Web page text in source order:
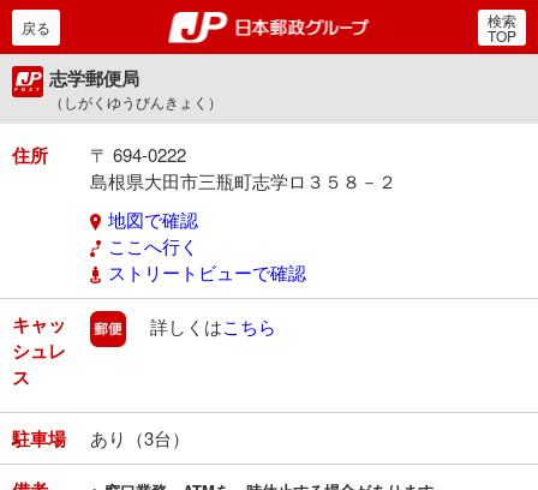
郵便局・日本郵政グルー
戻る 検索
TOP
志学郵便局
（しがくゆうびんきょく）
住所
〒 694-0222
島根県大田市三瓶町志学ロ３５８－２
地図で確認
ここへ行く
ストリートビューで確認
キャッ
シュレ
ス
郵便
詳しくはこちら
駐車場 あり（3台）